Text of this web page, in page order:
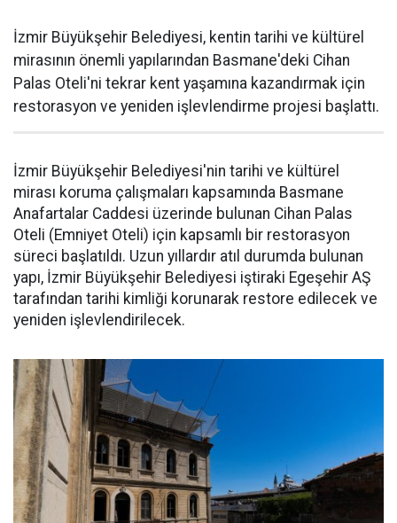
İzmir Büyükşehir Belediyesi, kentin tarihi ve kültürel
mirasının önemli yapılarından Basmane'deki Cihan
Palas Oteli'ni tekrar kent yaşamına kazandırmak için
restorasyon ve yeniden işlevlendirme projesi başlattı.
İzmir Büyükşehir Belediyesi'nin tarihi ve kültürel
mirası koruma çalışmaları kapsamında Basmane
Anafartalar Caddesi üzerinde bulunan Cihan Palas
Oteli (Emniyet Oteli) için kapsamlı bir restorasyon
süreci başlatıldı. Uzun yıllardır atıl durumda bulunan
yapı, İzmir Büyükşehir Belediyesi iştiraki Egeşehir AŞ
tarafından tarihi kimliği korunarak restore edilecek ve
yeniden işlevlendirilecek.